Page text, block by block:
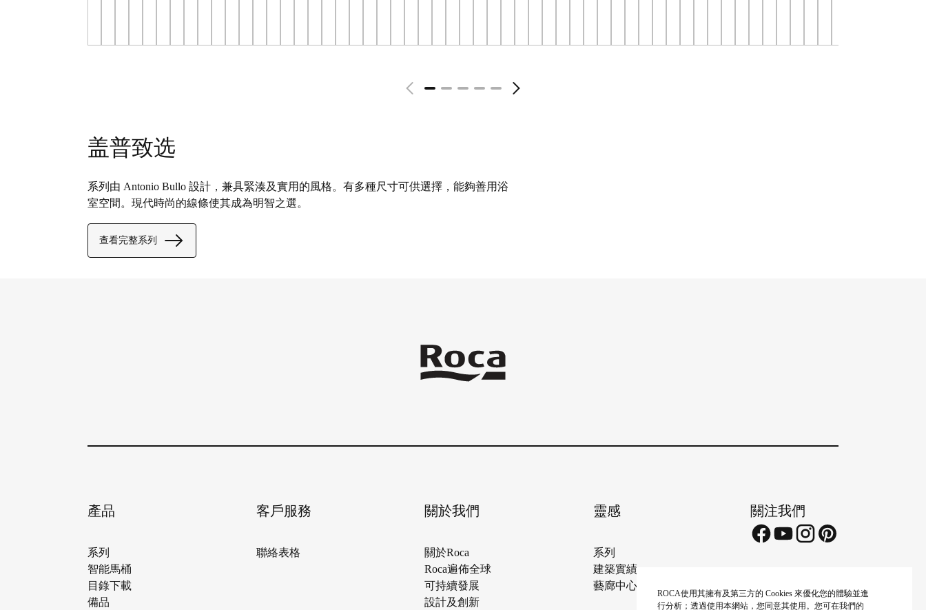
ROCA使用其擁有及第三方的 Cookies 來優化您的體驗並進
行分析；透過使用本網站，您同意其使用。您可在我們的
盖普致选
系列由 Antonio Bullo 設計，兼具緊湊及實用的風格。有多種尺寸可供選擇，能夠善用浴
室空間。現代時尚的線條使其成為明智之選。
查看完整系列
產品
系列
智能馬桶
目錄下載
備品
客戶服務
聯絡表格
關於我們
關於Roca
Roca遍佈全球
可持續發展
設計及創新
靈感
系列
建築實績
藝廊中心
關注我們